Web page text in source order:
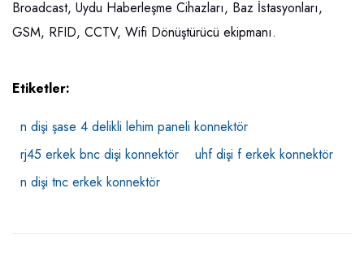
Broadcast, Uydu Haberleşme Cihazları, Baz İstasyonları,
GSM, RFID, CCTV, Wifi Dönüştürücü ekipmanı.
Etiketler:
n dişi şase 4 delikli lehim paneli konnektör
rj45 erkek bnc dişi konnektör
uhf dişi f erkek konnektör
n dişi tnc erkek konnektör